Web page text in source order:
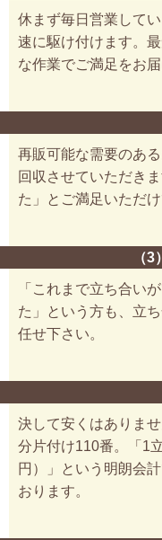
休まず毎日営業して
速に駆け付けます。
な作業でご満足をお届
再販可能な需要のあ
回収させていただき
た」とご満足いただけ
（
「これまで立ち合い
た」という方も、立
任せ下さい。
決して安くはありま
分片付け110番。「1
円）」という明朗会
おります。